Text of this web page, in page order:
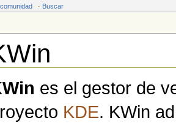
· Buscar
es el gestor de
KDE. KWin